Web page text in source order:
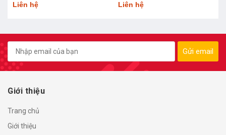
Liên hệ
Liên hệ
Gửi email
Giới thiệu
Trang chủ
Giới thiệu